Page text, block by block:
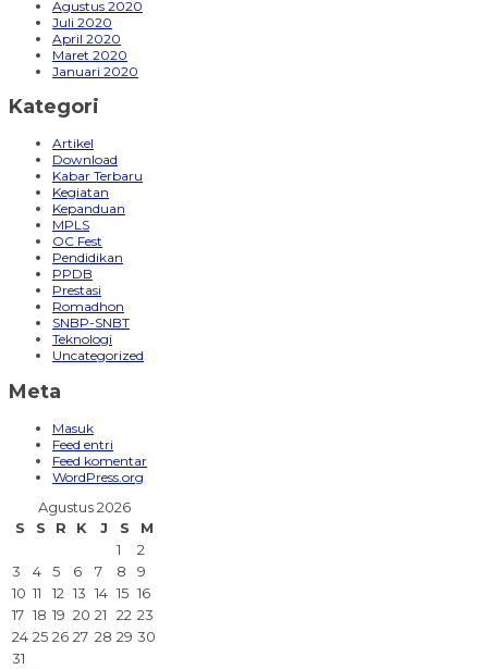
Agustus 2020
Juli 2020
April 2020
Maret 2020
Januari 2020
Kategori
Artikel
Download
Kabar Terbaru
Kegiatan
Kepanduan
MPLS
OC Fest
Pendidikan
PPDB
Prestasi
Romadhon
SNBP-SNBT
Teknologi
Uncategorized
Meta
Masuk
Feed entri
Feed komentar
WordPress.org
Agustus 2026
S
S R K J S
M
1
2
3
4 5 6 7 8
9
10 11 12 13 14 15 16
17 18 19 20 21 22 23
24 25 26 27 28 29 30
31